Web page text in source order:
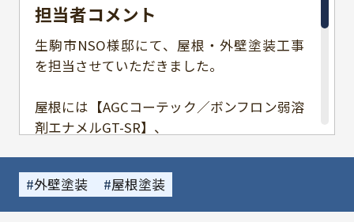
担当者コメント
生駒市NSO様邸にて、屋根・外壁塗装工事
を担当させていただきました。
屋根には【AGCコーテック／ボンフロン弱溶
剤エナメルGT-SR】、
プワンSi】を使用しました。
高耐候性のあるボンフロンで屋根にはしっと
外壁塗装 屋根塗装